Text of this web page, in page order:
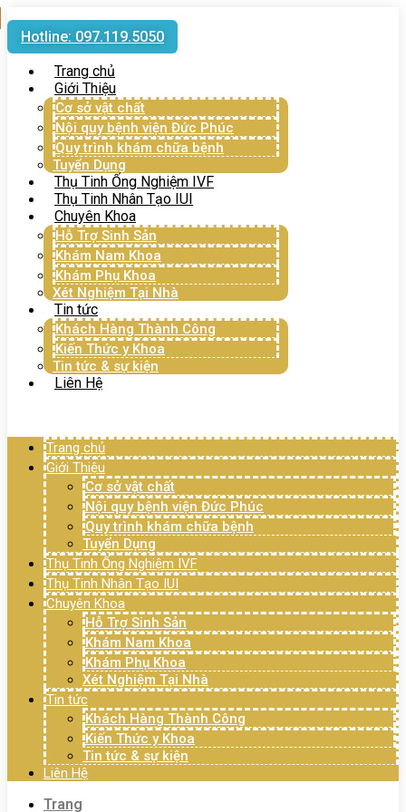
Hotline: 097.119.5050
Trang chủ
Giới Thiệu
Cơ sở vật chất
Nội quy bệnh viện Đức Phúc
Quy trình khám chữa bệnh
Tuyển Dụng
Thụ Tinh Ống Nghiệm IVF
Thụ Tinh Nhân Tạo IUI
Chuyên Khoa
Hỗ Trợ Sinh Sản
Khám Nam Khoa
Khám Phụ Khoa
Xét Nghiệm Tại Nhà
Tin tức
Khách Hàng Thành Công
Kiến Thức y Khoa
Tin tức & sự kiện
Liên Hệ
Trang chủ
Giới Thiệu
Cơ sở vật chất
Nội quy bệnh viện Đức Phúc
Quy trình khám chữa bệnh
Tuyển Dụng
Thụ Tinh Ống Nghiệm IVF
Thụ Tinh Nhân Tạo IUI
Chuyên Khoa
Hỗ Trợ Sinh Sản
Khám Nam Khoa
Khám Phụ Khoa
Xét Nghiệm Tại Nhà
Tin tức
Khách Hàng Thành Công
Kiến Thức y Khoa
Tin tức & sự kiện
Liên Hệ
Trang